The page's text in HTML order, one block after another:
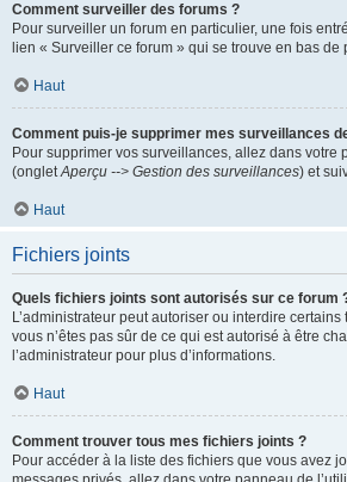
Comment surveiller des forums ?
Pour surveiller un forum en particulier, une fois
lien « Surveiller ce forum » qui se trouve en bas de
Haut
Comment puis-je supprimer mes surveillances
Pour supprimer vos surveillances, allez dans votre
(ongletAperçu --> Gestion des surveillances) et
Haut
Fichiers joints
Quels fichiers joints sont autorisés sur ce forum
L’administrateur peut autoriser ou interdire
vous n’êtes pas sûr de ce qui est autorisé à être
l’administrateur pour plus d’informations.
Haut
Comment trouver tous mes fichiers joints ?
Pour accéder à la liste des fichiers que vous avez